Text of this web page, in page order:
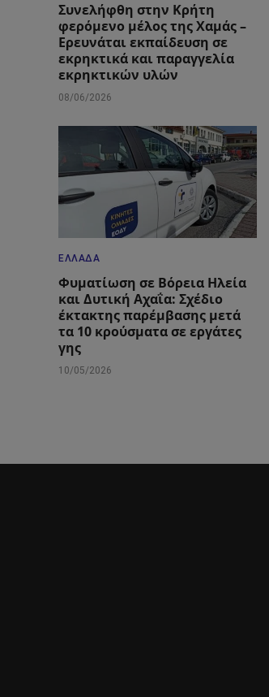
Συνελήφθη στην Κρήτη
φερόμενο μέλος της Χαμάς –
Ερευνάται εκπαίδευση σε
εκρηκτικά και παραγγελία
εκρηκτικών υλών
08/06/2026
ΕΛΛΆΔΑ
Φυματίωση σε Βόρεια Ηλεία
και Δυτική Αχαΐα: Σχέδιο
έκτακτης παρέμβασης μετά
τα 10 κρούσματα σε εργάτες
γης
10/05/2026